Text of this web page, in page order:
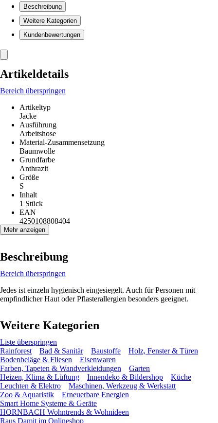
Beschreibung
Weitere Kategorien
Kundenbewertungen
Artikeldetails
Bereich überspringen
Artikeltyp
Jacke
Ausführung
Arbeitshose
Material-Zusammensetzung
Baumwolle
Grundfarbe
Anthrazit
Größe
S
Inhalt
1 Stück
EAN
4250108808404
Mehr anzeigen
Beschreibung
Bereich überspringen
Jedes ist einzeln hygienisch eingesiegelt. Auch für Personen mit
empfindlicher Haut oder Pflasterallergien besonders geeignet.
Weitere Kategorien
Liste überspringen
Rainforest
Bad & Sanitär Baustoffe
Holz, Fenster & Türen
Bodenbeläge & Fliesen
Eisenwaren
Farben, Tapeten & Wandverkleidungen
Garten
Heizen, Klima & Lüftung
Innendeko & Bildershop
Küche
Leuchten & Elektro
Maschinen, Werkzeug & Werkstatt
Zoo & Aquaristik
Erneuerbare Energien
Smart Home Systeme & Geräte
HORNBACH Wohntrends & Wohnideen
Raus Damit im Onlineshop